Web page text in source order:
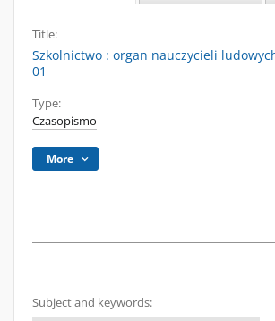
Title:
Szkolnictwo : organ nauczycieli
01
Type:
Czasopismo
More
Subject and keywords: